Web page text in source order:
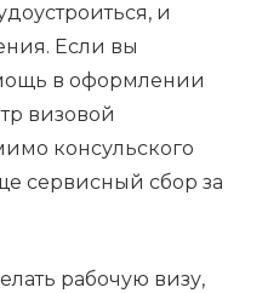
и
Если вы
в оформлении
визовой
консульского
сервисный сбор за
рабочую визу,